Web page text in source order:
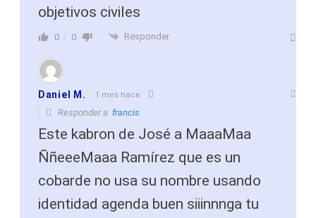
objetivos civiles
0 0 Responder
Daniel M. 1 mes hace
Responder a francis
Este kabron de José a MaaaMaa
ÑñeeeMaaa Ramírez que es un
cobarde no usa su nombre usando
identidad agenda buen siiinnnga tu